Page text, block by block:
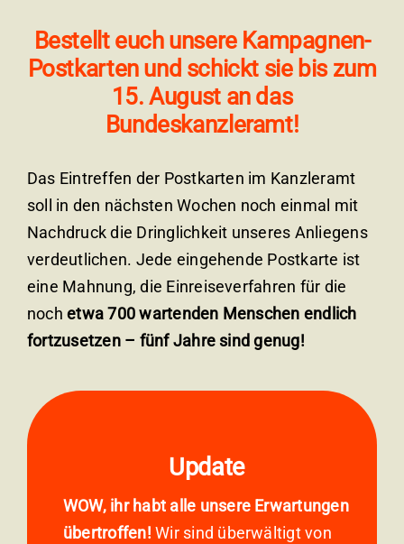
Bestellt euch unsere Kampagnen-
Postkarten und schickt sie bis zum
15. August an das
Bundeskanzleramt!
Das Eintreffen der Postkarten im Kanzleramt
soll in den nächsten Wochen noch einmal mit
Nachdruck die Dringlichkeit unseres Anliegens
verdeutlichen. Jede eingehende Postkarte ist
eine Mahnung, die Einreiseverfahren für die
nochetwa 700 wartenden Menschen endlich
fortzusetzen – fünf Jahre sind genug!
Update
WOW, ihr habt alle unsere Erwartungen
übertroffen! Wir sind überwältigt von